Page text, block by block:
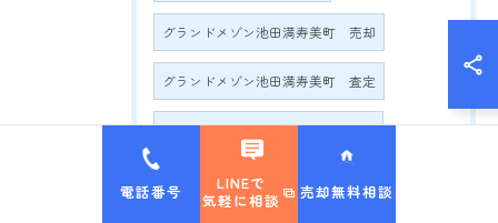
グランドメゾン池田満寿美町 売却
グランドメゾン池田満寿美町 査定
グランドメゾン満寿美町2016 売却
グランドメゾン満寿美町2016 査定
電話番号
LINEで
気軽に相談
売却無料相談